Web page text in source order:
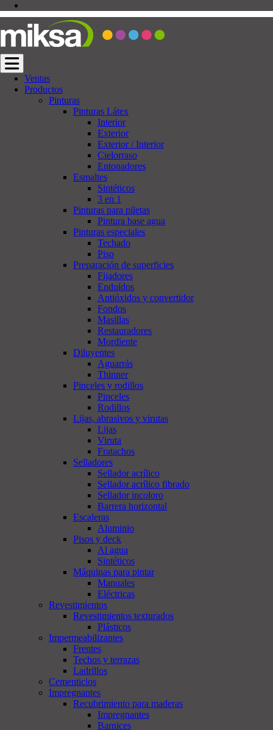
Cambiar navegación
Ventas
Productos
Pinturas
Pinturas Látex
Interior
Exterior
Exterior / Interior
Cielorraso
Entonadores
Esmaltes
Sintéticos
3 en 1
Pinturas para piletas
Pintura base agua
Pinturas especiales
Techado
Piso
Preparación de superficies
Fijadores
Enduídos
Antióxidos y convertidor
Fondos
Masillas
Restauradores
Mordiente
Diluyentes
Aguarrás
Thinner
Pinceles y rodillos
Pinceles
Rodillos
Lijas, abrasivos y virutas
Lijas
Viruta
Fratachos
Selladores
Sellador acrílico
Sellador acrílico fibrado
Sellador incoloro
Barrera horizontal
Escaleras
Aluminio
Pisos y deck
Al agua
Sintéticos
Máquinas para pintar
Manuales
Eléctricas
Revestimientos
Revestimientos texturados
Plásticos
Impermeabilizantes
Frentes
Techos y terrazas
Ladrillos
Cementicios
Impregnantes
Recubrimiento para maderas
Impregnantes
Barnices